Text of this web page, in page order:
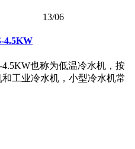
13/06
4.5KW
4.5KW也称为低温冷水机，按
工业冷水机，小型冷水机常